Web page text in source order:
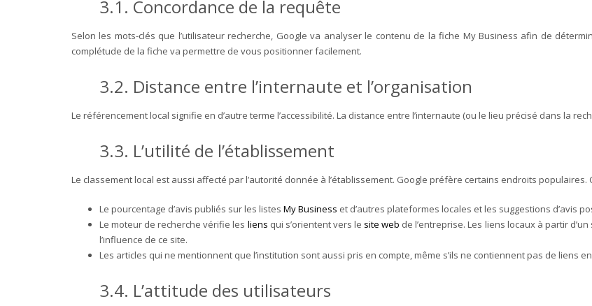
3.1. Concordance de la requête
Selon les mots-clés que l’utilisateur recherche, Google va analyser le contenu de la fiche My Business afin de
complétude de la fiche va permettre de vous positionner facilement.
3.2. Distance entre l’internaute et l’organisation
Le référencement local signifie en d’autre terme l’accessibilité. La distance entre l’internaute (ou le lieu précisé dans la
3.3. L’utilité de l’établissement
Le classement local est aussi affecté par l’autorité donnée à l’établissement. Google préfère certains endroits populaires.
Le pourcentage d’avis publiés sur les listes My Business et d’autres plateformes locales et les suggestions d’avis
Le moteur de recherche vérifie les liens qui s’orientent vers le site web de l’entreprise. Les liens locaux à partir
l’influence de ce site.
Les articles qui ne mentionnent que l’institution sont aussi pris en compte, même s’ils ne contiennent pas de liens
3.4. L’attitude des utilisateurs